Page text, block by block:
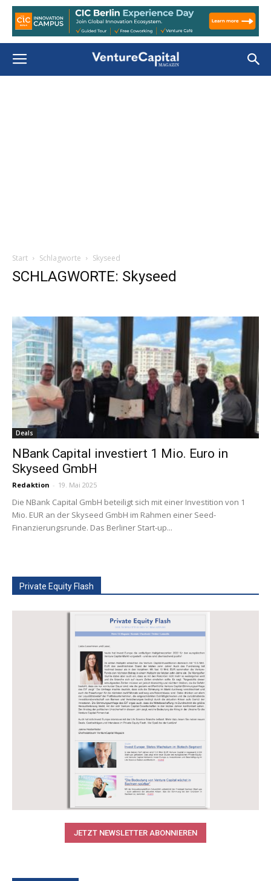
Start Schlagworte Skyseed
SCHLAGWORTE: Skyseed
Deals
NBank Capital investiert 1 Mio. Euro in
Skyseed GmbH
Redaktion - 19. Mai 2025
Die NBank Capital GmbH beteiligt sich mit einer Investition von 1
Mio. EUR an der Skyseed GmbH im Rahmen einer Seed-
Finanzierungsrunde. Das Berliner Start-up...
Private Equity Flash
JETZT NEWSLETTER ABONNIEREN